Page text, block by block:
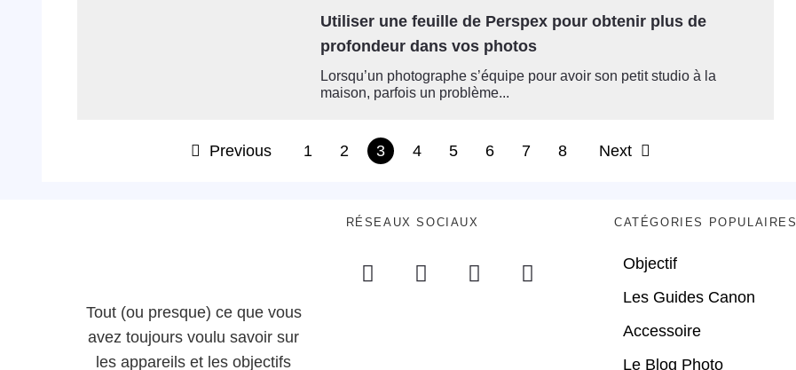
Utiliser une feuille de Perspex pour obtenir plus de
profondeur dans vos photos
Lorsqu’un photographe s’équipe pour avoir son petit studio à la
maison, parfois un problème...
Previous 1 2 3 4 5 6 7 8 Next
Tout (ou presque) ce que vous
avez toujours voulu savoir sur
les appareils et les objectifs
RÉSEAUX SOCIAUX CATÉGORIES POPULAIRES
Objectif
Les Guides Canon
Accessoire
Le Blog Photo